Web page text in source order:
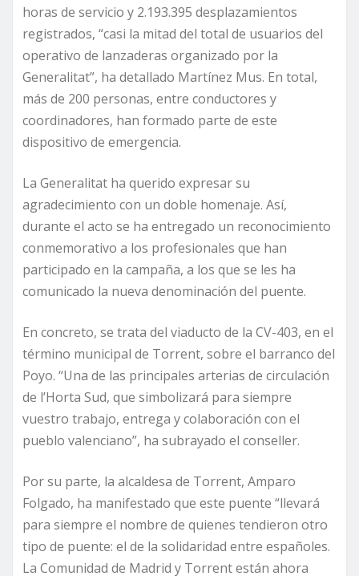
horas de servicio y 2.193.395 desplazamientos
registrados, “casi la mitad del total de usuarios del
operativo de lanzaderas organizado por la
Generalitat”, ha detallado Martínez Mus. En total,
más de 200 personas, entre conductores y
coordinadores, han formado parte de este
dispositivo de emergencia.
La Generalitat ha querido expresar su
agradecimiento con un doble homenaje. Así,
durante el acto se ha entregado un reconocimiento
conmemorativo a los profesionales que han
participado en la campaña, a los que se les ha
comunicado la nueva denominación del puente.
En concreto, se trata del viaducto de la CV-403, en el
término municipal de Torrent, sobre el barranco del
Poyo. “Una de las principales arterias de circulación
de l’Horta Sud, que simbolizará para siempre
vuestro trabajo, entrega y colaboración con el
pueblo valenciano”, ha subrayado el conseller.
Por su parte, la alcaldesa de Torrent, Amparo
Folgado, ha manifestado que este puente “llevará
para siempre el nombre de quienes tendieron otro
tipo de puente: el de la solidaridad entre españoles.
La Comunidad de Madrid y Torrent están ahora